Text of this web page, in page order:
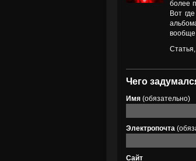
более
Вот
Чего
Имя (обязательно)
Электропочта
Сайт